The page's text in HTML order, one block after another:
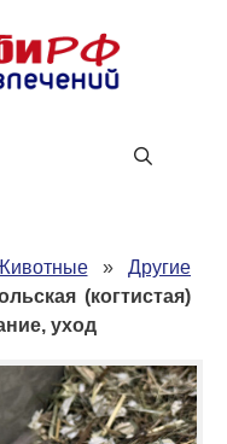
» Другие
(когтистая)
уход